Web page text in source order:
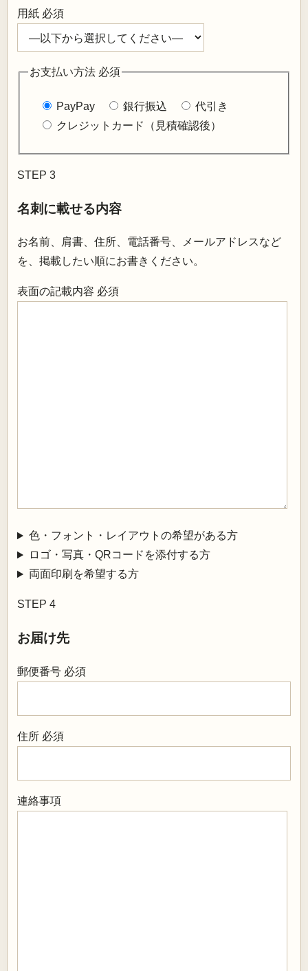
用紙 必須
お支払い方法 必須
PayPay 銀行振込
代引き
クレジットカード（見積確認後）
STEP 3
名刺に載せる内容
お名前、肩書、住所、電話番号、メールアドレスなど
を、掲載したい順にお書きください。
表面の記載内容 必須
色・フォント・レイアウトの希望がある方
ロゴ・写真・QRコードを添付する方
両面印刷を希望する方
STEP 4
お届け先
郵便番号 必須
住所 必須
連絡事項